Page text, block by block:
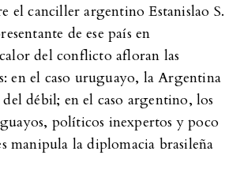
el canciller argentino Estanislao S.
de ese país en
del conflicto afloran las
en el caso uruguayo, la Argentina
débil; en el caso argentino, los
políticos inexpertos y poco
manipula la diplomacia brasileña